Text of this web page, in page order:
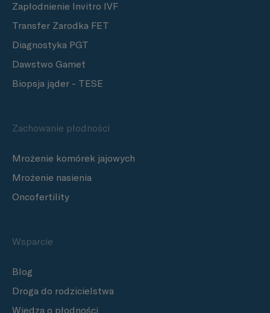
Zapłodnienie Invitro IVF
Transfer Zarodka FET
Diagnostyka PGT
Dawstwo Gamet
Biopsja jąder - TESE
Zachowanie płodności
Mrożenie komórek jajowych
Mrożenie nasienia
Oncofertility
Wsparcie
Blog
Droga do rodzicielstwa
Wiedza o płodności